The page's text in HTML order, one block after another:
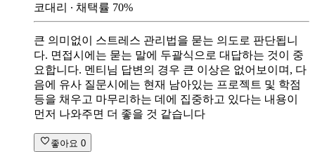
코대리 ∙ 채택률 70%
큰 의미없이 스트레스 관리법을 묻는 의도로 판단됩니
다. 면접시에는 묻는 말에 두괄식으로 대답하는 것이 중
요합니다. 멘티님 답변의 경우 큰 이상은 없어보이며, 다
음에 유사 질문시에는 현재 남아있는 프로젝트 및 학점
등을 채우고 마무리하는 데에 집중하고 있다는 내용이
먼저 나와주면 더 좋을 것 같습니다
좋아요 0